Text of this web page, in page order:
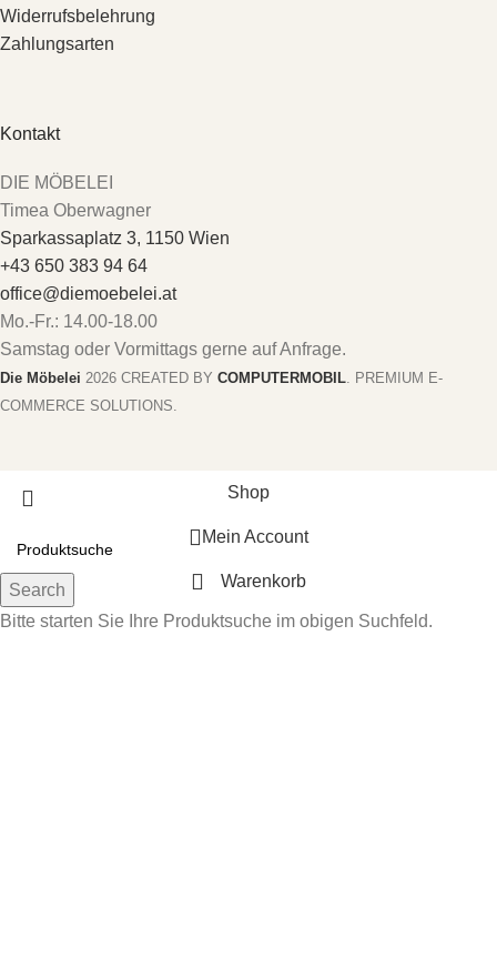
Widerrufsbelehrung
Zahlungsarten
Kontakt
DIE MÖBELEI
Timea Oberwagner
Sparkassaplatz 3, 1150 Wien
+43 650 383 94 64
office@diemoebelei.at
Mo.-Fr.: 14.00-18.00
Samstag oder Vormittags gerne auf Anfrage.
Die Möbelei 2026 CREATED BY COMPUTERMOBIL. PREMIUM E-
COMMERCE SOLUTIONS.
Search
Bitte starten Sie Ihre Produktsuche im obigen Suchfeld.
Shop
Mein Account
Warenkorb